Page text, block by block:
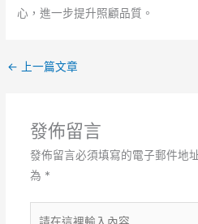
心，進一步提升照顧品質。
← 上一篇文章
發佈留言
發佈留言必須填寫的電子郵件地
為 *